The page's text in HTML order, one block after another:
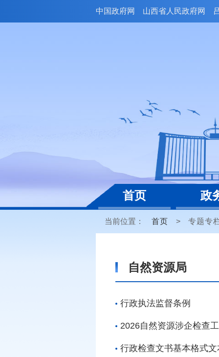
中国政府网 山西省人民政府网
首页 政
当前位置： 首页 > 专题专
自然资源局
行政执法监督条例
2026自然资源涉企检查
行政检查文书基本格式